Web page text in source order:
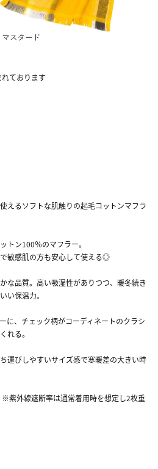
ております
えるソフトな肌触りの起毛コットンマフラ
トン100％のマフラー。
敏感肌の方も安心して使える◎
な品質。高い吸湿性がありつつ、暖冬続き
い保温力。
に、チェック柄がコーディネートのクラシ
れる。
運びしやすいサイズ感で寒暖差の大きい時
※紫外線遮断率は通常着用時を想定し2枚重